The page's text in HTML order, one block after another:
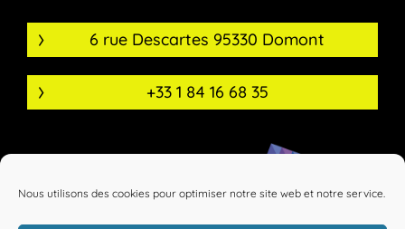
Nous utilisons des cookies pour optimiser notre site web et notre service.
6 rue Descartes 95330 Domont
+33 1 84 16 68 35